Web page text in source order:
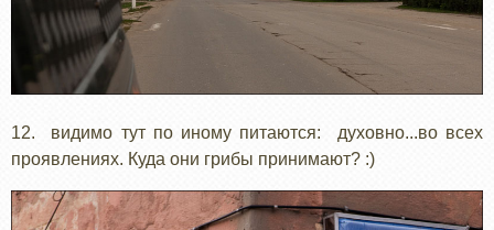
12. видимо тут по иному питаются: духовно...во всех
проявлениях. Куда они грибы принимают? :)